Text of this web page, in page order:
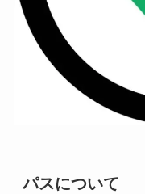
パスについて